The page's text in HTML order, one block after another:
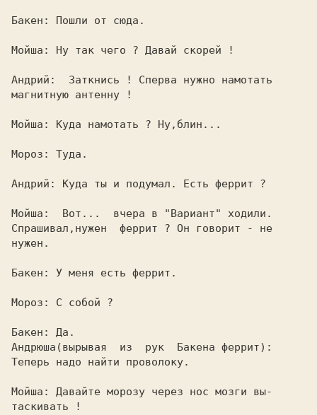
Бакен: Пошли от сюда.
Мойша: Ну так чего ? Давай скорей !
Андрий:  Заткнись ! Сперва нужно намотать
магнитную антенну !
Мойша: Куда намотать ? Ну,блин...
Мороз: Туда.
Андрий: Куда ты и подумал. Есть феррит ?
Мойша:  Вот...  вчера в "Вариант" ходили.
Спрашивал,нужен  феррит ? Он говорит - не
нужен.
Бакен: У меня есть феррит.
Мороз: С собой ?
Андрюша(вырывая  из  рук  Бакена феррит):
Теперь надо найти проволоку.
Мойша: Давайте морозу через нос мозги вы-
таскивать !